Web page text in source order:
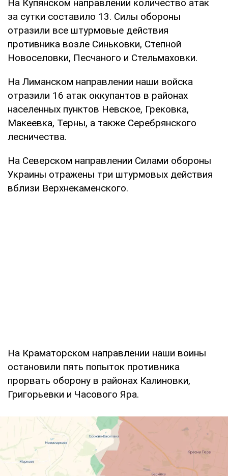
На Купянском направлении количество атак
за сутки составило 13. Силы обороны
отразили все штурмовые действия
противника возле Синьковки, Степной
Новоселовки, Песчаного и Стельмаховки.
На Лиманском направлении наши войска
отразили 16 атак оккупантов в районах
населенных пунктов Невское, Грековка,
Макеевка, Терны, а также Серебрянского
лесничества.
На Северском направлении Силами обороны
Украины отражены три штурмовых действия
вблизи Верхнекаменского.
На Краматорском направлении наши воины
остановили пять попыток противника
прорвать оборону в районах Калиновки,
Григорьевки и Часового Яра.